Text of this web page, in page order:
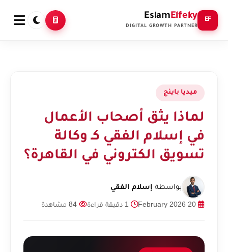
EF
EslamElfeky
DIGITAL GROWTH PARTNER
ميديا باينج
لماذا يثق أصحاب الأعمال
في إسلام الفقي كـ وكالة
تسويق الكتروني في القاهرة؟
بواسطة إسلام الفقي